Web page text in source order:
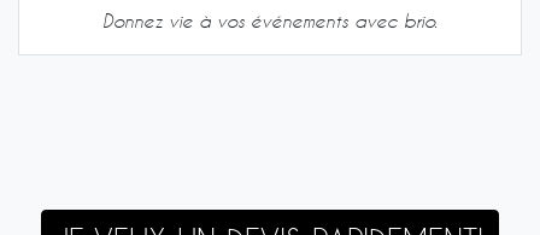
Donnez vie à vos événements avec brio.